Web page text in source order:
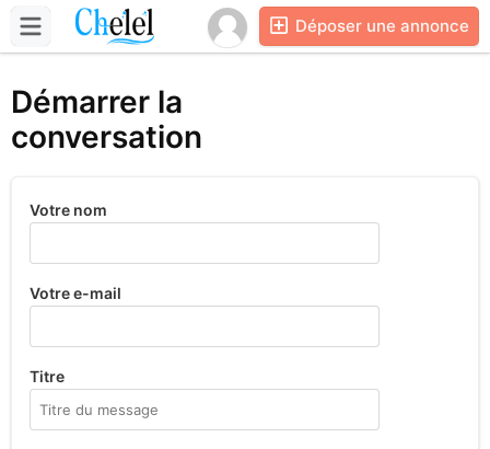
Déposer une annonce
Démarrer la
conversation
Votre nom
Votre e-mail
Titre